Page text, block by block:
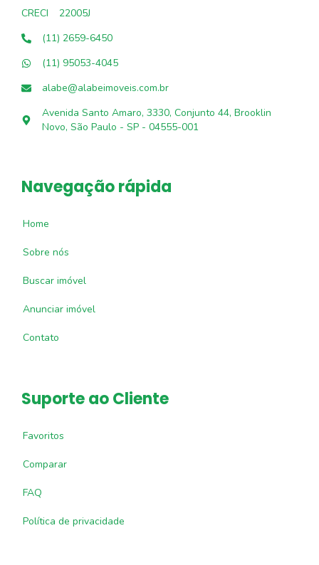
CRECI
22005J
(11) 2659-6450
(11) 95053-4045
alabe@alabeimoveis.com.br
Avenida Santo Amaro, 3330, Conjunto 44, Brooklin
Novo, São Paulo - SP - 04555-001
Navegação rápida
Home
Sobre nós
Buscar imóvel
Anunciar imóvel
Contato
Suporte ao Cliente
Favoritos
Comparar
FAQ
Política de privacidade